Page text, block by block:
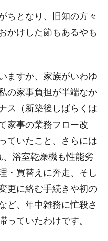
ちとなり、旧知の方々
かけした節もあるやも
ますか、家族がいわゆ
の家事負担が半端なか
ス（新築後しばらくは
家事の業務フロー改
ていたこと、さらには
浴室乾燥機も性能劣
・買替えに奔走、そし
更に絡む手続きや初の
ど、年中雑務に忙殺さ
っていたわけです。